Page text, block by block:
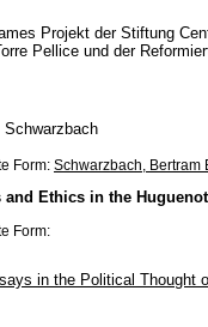
Projekt der Stiftung
Pellice und der
Schwarzbach
Form: Schwarzbach, Bertram
and Ethics in the
Form:
in the Political Thought